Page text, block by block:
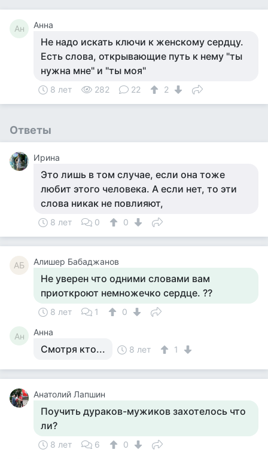
Ан Анна
Не надо искать ключи к женскому сердцу.
Есть слова, открывающие путь к нему "ты
нужна мне" и "ты моя"
8 лет 282 22 2
Ответы
Ирина
Это лишь в том случае, если она тоже
любит этого человека. А если нет, то эти
слова никак не повлияют,
8 лет 0 0
АБ Алишер Бабаджанов
Не уверен что одними словами вам
приоткроют немножечко сердце. ??
8 лет 1 0
Ан Анна
Смотря кто... 8 лет 1
Анатолий Лапшин
Поучить дураков-мужиков захотелось что
ли?
8 лет 6 0